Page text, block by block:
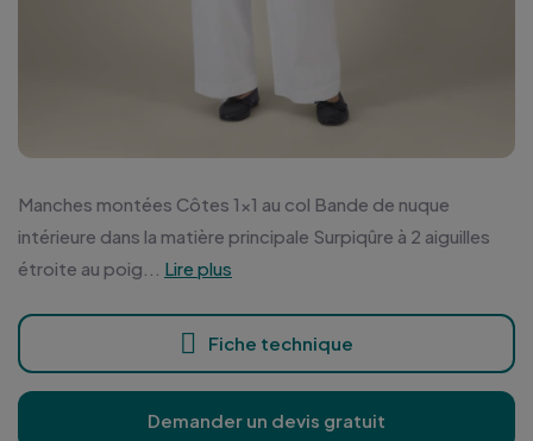
Manches montées Côtes 1x1 au col Bande de nuque
intérieure dans la matière principale Surpiqûre à 2 aiguilles
étroite au poig...
Lire plus
Fiche technique
Demander un devis gratuit